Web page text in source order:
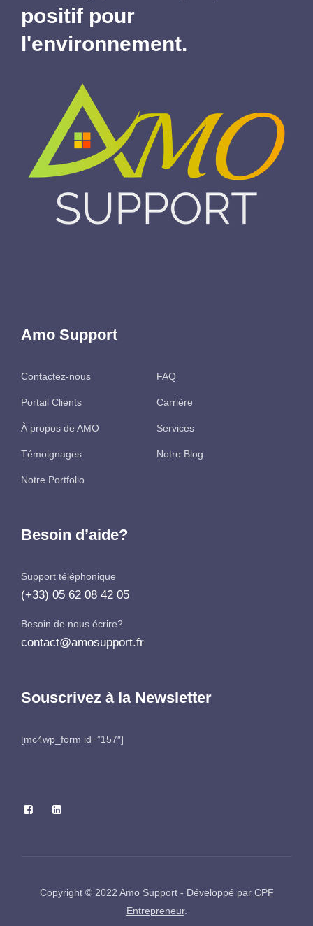
positif pour
l'environnement.
Amo Support
Contactez-nous FAQ
Portail Clients Carrière
À propos de AMO Services
Témoignages Notre Blog
Notre Portfolio
Besoin d’aide?
Support téléphonique
(+33) 05 62 08 42 05
Besoin de nous écrire?
contact@amosupport.fr
Souscrivez à la Newsletter
[mc4wp_form id=”157″]
Copyright © 2022 Amo Support - Développé par CPF
Entrepreneur.